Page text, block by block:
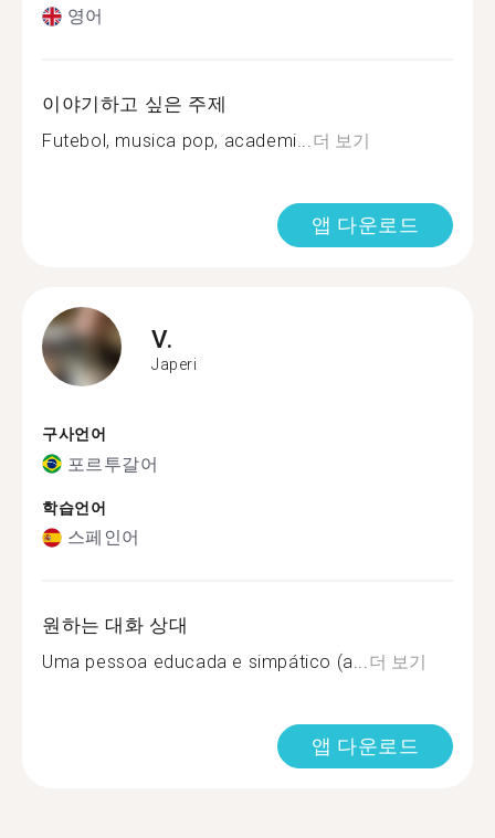
영어
이야기하고 싶은 주제
Futebol, musica pop, academi...더 보기
앱 다운로드
V.
Japeri
구사언어
포르투갈어
학습언어
스페인어
원하는 대화 상대
Uma pessoa educada e simpático (a...더 보기
앱 다운로드